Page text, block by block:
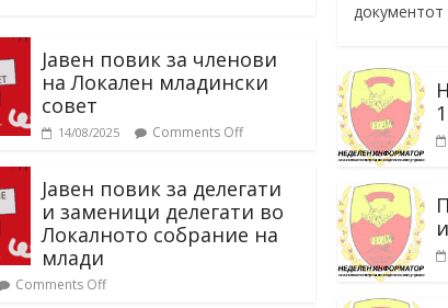
Јавен повик за членови
на Локален младински
совет
14/08/2025 Comments Off
Јавен повик за делегати
и заменици делегати во
Локалното собрание на
млади
Comments Off
документот